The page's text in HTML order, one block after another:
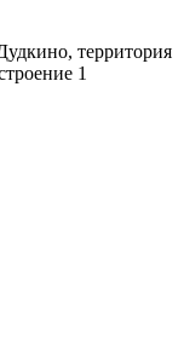
территория
1